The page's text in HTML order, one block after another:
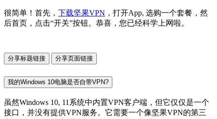
很简单！首先， 下载坚果VPN ，打开App, 选购一个套餐，然
后首页，点击“开关”按钮。恭喜，您已经科学上网啦。
分享标题链接 分享页面链接
我的Windows 10电脑是否自带VPN?
虽然Windows 10, 11系统中内置VPN客户端，但它仅仅是一个
接口，并没有提供VPN服务。它需要一个像坚果VPN的第三